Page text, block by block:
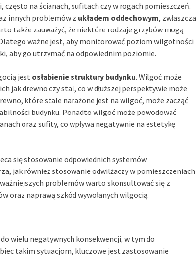
na ścianach, sufitach czy w rogach pomieszczeń.
innych problemów z układem oddechowym, zwłaszcza
także zauważyć, że niektóre rodzaje grzybów mogą
ważne jest, aby monitorować poziom wilgotności
aby go utrzymać na odpowiednim poziomie.
jest osłabienie struktury budynku. Wilgoć może
jak drewno czy stal, co w dłuższej perspektywie może
które stale narażone jest na wilgoć, może zacząć
budynku. Ponadto wilgoć może powodować
oraz sufity, co wpływa negatywnie na estetykę
się stosowanie odpowiednich systemów
jak również stosowanie odwilżaczy w pomieszczeniach
problemów warto skonsultować się z
oraz naprawą szkód wywołanych wilgocią.
wielu negatywnych konsekwencji, w tym do
takim sytuacjom, kluczowe jest zastosowanie